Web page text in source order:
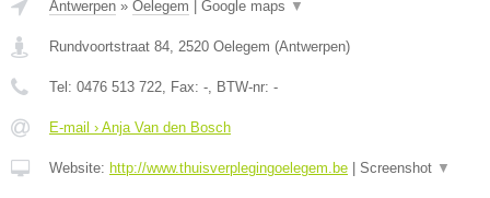
Antwerpen » Oelegem Google maps ▼
Rundvoortstraat 84, 2520 Oelegem (Antwerpen)
Tel: 0476 513 722, Fax: -, BTW-nr: -
E-mail › Anja Van den Bosch
Website: http://www.thuisverplegingoelegem.be Screenshot ▼